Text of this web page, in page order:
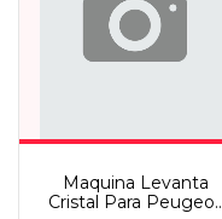
Maquina Levanta
Cristal Para Peugeot